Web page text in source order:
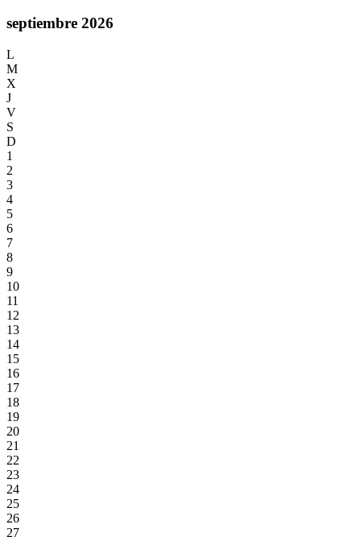
septiembre 2026
L
M
X
J
V
S
D
1
2
3
4
5
6
7
8
9
10
11
12
13
14
15
16
17
18
19
20
21
22
23
24
25
26
27